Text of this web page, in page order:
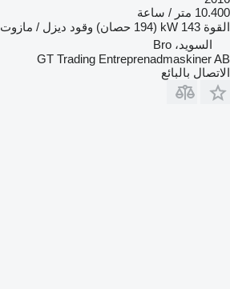
10.400 متر / ساعة
القوة 143 kW (194 حصان) وقود ديزل / مازوت
السويد، Bro
GT Trading Entreprenadmaskiner AB
الاتصال بالبائع